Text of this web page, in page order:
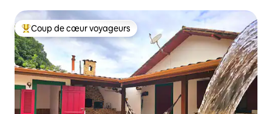
Coups de cœur voyageurs les plus appréciés
Coup de cœur voyageurs